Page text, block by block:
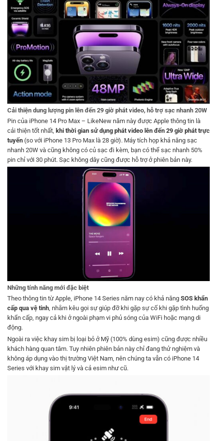
Cải thiện dung lượng pin lên đến 29 giờ phát video, hỗ trợ sạc nhanh 20W
Pin của iPhone 14 Pro Max – LikeNew năm này được Apple thông tin là
cải thiện tốt nhất, khi thời gian sử dụng phát video lên đến 29 giờ phát trực
tuyến (so với iPhone 13 Pro Max là 28 giờ). Máy tích họp khả năng sạc
nhanh 20W và cũng không có củ sạc đi kèm, bạn có thể sạc nhanh 50%
pin chỉ với 30 phút. Sạc không dây cũng được hỗ trợ ở phiên bản này.
Những tính năng mới đặc biệt
Theo thông tin từ Apple, iPhone 14 Series năm nay có khả năng SOS khẩn
cấp qua vệ tinh , nhằm kêu gọi sự giúp đỡ khi gặp sự cố khi gặp tình huống
khẩn cấp, ngay cả khi ở ngoài phạm vi phủ sóng của WiFi hoặc mạng di
động.
Ngoài ra việc khay sim bị loại bỏ ở Mỹ (100% dùng esim) cũng được nhiều
khách hàng quan tâm. Tuy nhiên phiên bản này chỉ đang thử nghiệm và
không áp dụng vào thị trường Việt Nam, nên chúng ta vẫn có iPhone 14
Series với khay sim vật lý và cả esim như cũ.